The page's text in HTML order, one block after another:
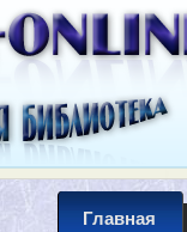
Главная